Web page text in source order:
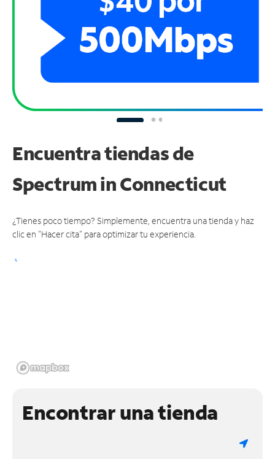
Encuentra tiendas de
Spectrumin Connecticut
¿Tienes poco tiempo? Simplemente, encuentra una tienda y haz
clic en "Hacer cita" para optimizar tu experiencia.
Encontrar una tienda